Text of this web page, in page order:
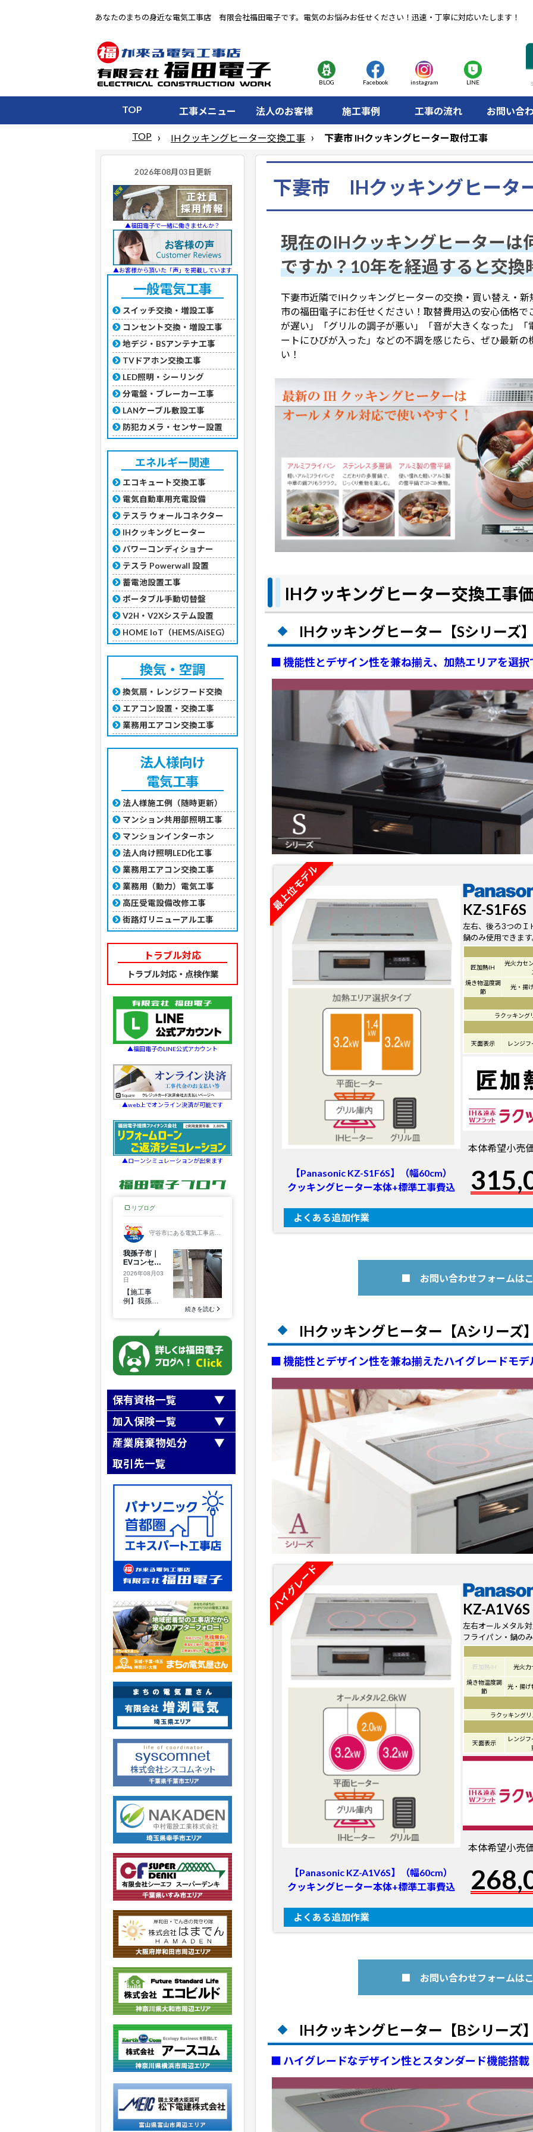
あなたのまちの身近な電気工事店 有限会社福田電子です。電気のお悩みお任せください！迅速・丁寧に対応いたします！
BLOG Facebook instagram LINE
TOP 工事メニュー 法人のお客様 施工事例 工事の流れ お問い合
TOP IHクッキングヒーター交換工事 下妻市 IHクッキングヒーター取付工事
▲福田電子で一緒に働きませんか？
▲お客様から頂いた「声」を掲載しています
一般電気工事
スイッチ交換・増設工事
コンセント交換・増設工事
地デジ・BSアンテナ工事
TVドアホン交換工事
LED照明・シーリング
分電盤・ブレーカー工事
LANケーブル敷設工事
防犯カメラ・センサー設置
エネルギー関連
エコキュート交換工事
電気自動車用充電設備
テスラ ウォールコネクター
IHクッキングヒーター
パワーコンディショナー
テスラ Powerwall 設置
蓄電池設置工事
ポータブル手動切替盤
V2H・V2Xシステム設置
HOME IoT（HEMS/AiSEG）
換気・空調
換気扇・レンジフード交換
エアコン設置・交換工事
業務用エアコン交換工事
法人様向け
電気工事
法人様施工例（随時更新）
マンション共用部照明工事
マンションインターホン
法人向け照明LED化工事
業務用エアコン交換工事
業務用（動力）電気工事
高圧受電設備改修工事
街路灯リニューアル工事
トラブル対応
トラブル対応・点検作業
▲福田電子のLINE公式アカウント
▲web上でオンライン決済が可能です
▲ローンシミュレーションが出来ます
保有資格一覧
第一種電気工事士
第二種電気工事士
職長・安全衛生責任者
高所作業車運転技能講習
アーク溶接
小型移動式クレーン運転技能
玉掛け技能講習
自由研削といし
石綿（アスベスト）作業主任者
建築物石綿含有建材調査者
加入保険一覧
全日本電気工事業工業組合連合会
全日本電気工事業工業組合連合会
『業務災害補償制度』
SR茨城県労働保険事務組合加入
建設業退職金共済事業加入
産業廃棄物処分
取引先一覧
クリーンテックシオガイ（株）
株式会社リフレックス
株式会社ニシノ産業
株式会社NIPPO
株式会社フルヤ建商
下妻市 IHクッキングヒータ
現在のIHクッキングヒーターは
ですか？10年を経過すると交換
下妻市近隣でIHクッキングヒーターの交換・買い替え・
市の福田電子にお任せください！取替費用込の安心価格で
が遅い」「グリルの調子が悪い」「音が大きくなった」
ートにひびが入った」などの不調を感じたら、ぜひ最新
い！
IHクッキングヒーター交換工事
IHクッキングヒーター【Sシリーズ
■ 機能性とデザイン性を兼ね揃え、加熱エリアを選
最上位モデル KZ-S1F6S
左右、後ろ3つのＩ
鍋のみ使用できま
匠加熱IH
光火力セ
焼き物温度調
節
光・揚
ラクッキング
天面表示 レンジ
本体希望小売
【Panasonic KZ-S1F6S】（幅60cm）
クッキングヒーター本体+標準工事費込
よくある追加作業
■ お問い合わせフォームは
IHクッキングヒーター【Aシリーズ
■ 機能性とデザイン性を兼ね揃えたハイグレードモデ
ハイグレード KZ-A1V6S
左右オールメタル
フライパン・鍋の
匠加熱IH 光火力
焼き物温度調
節
光・揚げ
ラクッキングリ
天面表示
レンジ
本体希望小売
【Panasonic KZ-A1V6S】（幅60cm）
クッキングヒーター本体+標準工事費込
よくある追加作業
旧機器の廃棄処分+運搬費
■ お問い合わせフォームは
IHクッキングヒーター【Bシリーズ
■ ハイグレードなデザイン性とスタンダード機能搭載